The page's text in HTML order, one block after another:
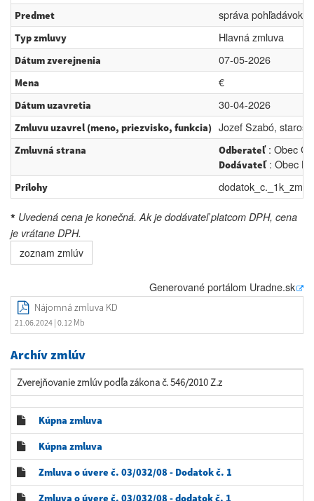
Predmet správa pohľadávok
Typ zmluvy Hlavná zmluva
Dátum zverejnenia 07-05-2026
Mena €
Dátum uzavretia 30-04-2026
Zmluvu uzavrel (meno, priezvisko, funkcia) Jozef Szabó,
Zmluvná strana Odberateľ: Obec
Dodávateľ: Obec
Prílohy
* Uvedená cena je konečná. Ak je dodávateľ platcom DPH, cena
je vrátane DPH.
zoznam zmlúv
Generované portálom Uradne.sk
Nájomná zmluva KD
21.06.2024 | 0.12 Mb
Archív zmlúv
Zverejňovanie zmlúv podľa zákona č. 546/2010 Z.z
Kúpna zmluva
Kúpna zmluva
Zmluva o úvere č. 03/032/08 - Dodatok č. 1
Zmluva o úvere č. 03/032/08 - dodatok č. 1